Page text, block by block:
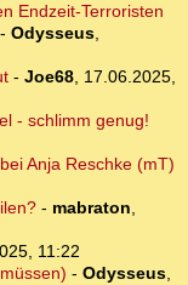
Endzeit-Terroristen
- Odysseus,
- Joe68, 17.06.2025,
- schlimm genug!
Anja Reschke (mT)
- mabraton,
11:22
- Odysseus,